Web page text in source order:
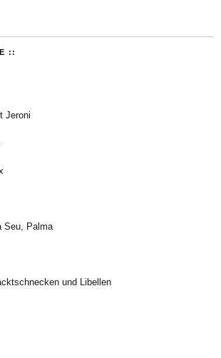
::
Jeroni
Seu, Palma
und Libellen